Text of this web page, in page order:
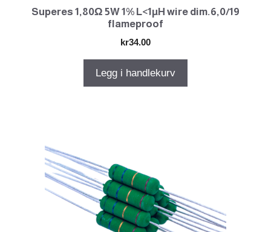
Superes 1,80Ω 5W 1% L<1µH wire dim.6,0/19
flameproof
kr34.00
Legg i handlekurv